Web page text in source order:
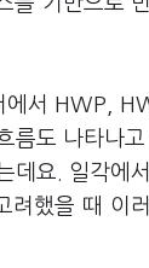
에서 HWP,
름도 나타나고
데요. 일각에
려했을 때 이